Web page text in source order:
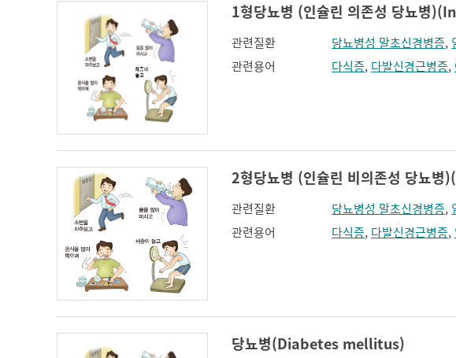
얼굴모양변화
얼굴부종
얼굴이 밋밋함
얼굴이
코 옆과 입꼬리 주름
콧등이
하악전돌
학습장애
1형당뇨병 (인슐린 의존성 당뇨
관련질환 당뇨병성 말초신경병증,
관련용어
다식증, 다발신경근병증,
2형당뇨병 (인슐린 비의존성 당
관련질환 당뇨병성 말초신경병증,
관련용어
다식증, 다발신경근병증,
당뇨병(Diabetes mellitus)